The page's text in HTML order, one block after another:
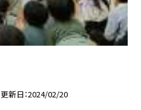
更新日 2024/02/20